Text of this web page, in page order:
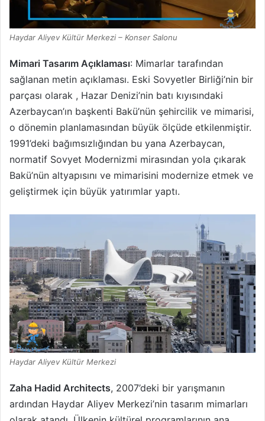
Haydar Aliyev Kültür Merkezi – Konser Salonu
Mimari Tasarım Açıklaması: Mimarlar tarafından
sağlanan metin açıklaması. Eski Sovyetler Birliği’nin bir
parçası olarak , Hazar Denizi’nin batı kıyısındaki
Azerbaycan’ın başkenti Bakü’nün şehircilik ve mimarisi,
o dönemin planlamasından büyük ölçüde etkilenmiştir.
1991’deki bağımsızlığından bu yana Azerbaycan,
normatif Sovyet Modernizmi mirasından yola çıkarak
Bakü’nün altyapısını ve mimarisini modernize etmek ve
geliştirmek için büyük yatırımlar yaptı.
Haydar Aliyev Kültür Merkezi
Zaha Hadid Architects, 2007’deki bir yarışmanın
ardından Haydar Aliyev Merkezi’nin tasarım mimarları